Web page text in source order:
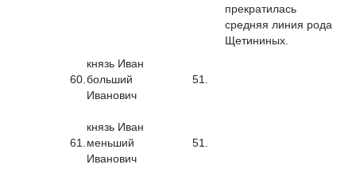
прекратилась
средняя линия рода
Щетининых.
60.
князь Иван
больший
Иванович
51.
61.
князь Иван
меньший
Иванович
51.